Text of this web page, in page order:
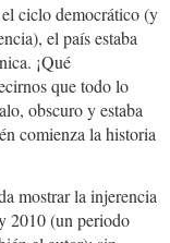
ciclo democrático (y
el país estaba
¡Qué
que todo lo
obscuro y estaba
comienza la historia
mostrar la injerencia
2010 (un periodo